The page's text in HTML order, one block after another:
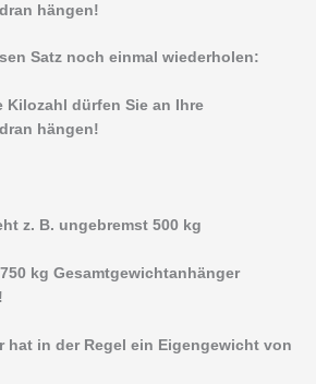
hängen!
Satz noch einmal wiederholen:
Kilozahl dürfen Sie an Ihre
hängen!
z. B. ungebremst 500 kg
kg Gesamtgewichtanhänger
hat in der Regel ein Eigengewicht von